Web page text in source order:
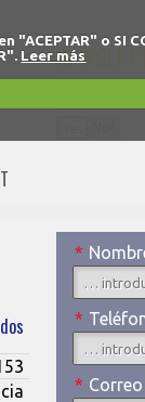
o SI
Leer más
*
*
*